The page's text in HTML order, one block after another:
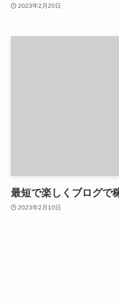
2023年2月20日
最短で楽しくブログで
2023年2月10日